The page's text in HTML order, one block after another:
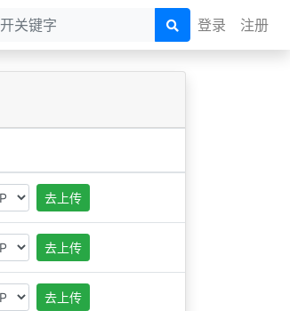
登录 注册
去上传
去上传
去上传